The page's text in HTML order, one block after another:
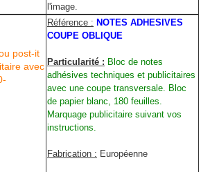
l'image.
Référence : NOTES ADHESIVES
COUPE OBLIQUE
Particularité : Bloc de notes
adhésives techniques et publicitaires
avec une coupe transversale. Bloc
de papier blanc, 180 feuilles.
Marquage publicitaire suivant vos
instructions.
Fabrication : Européenne